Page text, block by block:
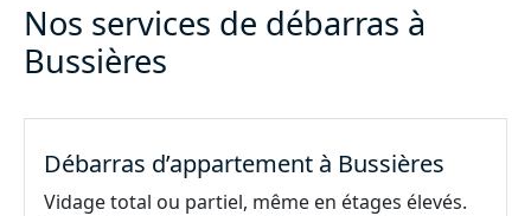
Nos services de débarras à
Bussières
Débarras d’appartement à Bussières
Vidage total ou partiel, même en étages élevés.